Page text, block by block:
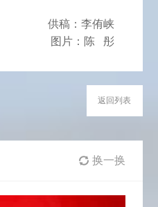
供稿：李侑峡
图片：陈 彤
返回列表
换一换